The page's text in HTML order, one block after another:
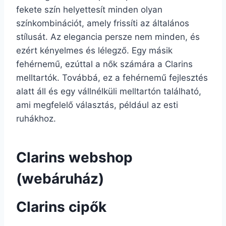
fekete szín helyettesít minden olyan
színkombinációt, amely frissíti az általános
stílusát. Az elegancia persze nem minden, és
ezért kényelmes és lélegző. Egy másik
fehérnemű, ezúttal a nők számára a Clarins
melltartók. Továbbá, ez a fehérnemű fejlesztés
alatt áll és egy vállnélküli melltartón található,
ami megfelelő választás, például az esti
ruhákhoz.
Clarins webshop
(webáruház)
Clarins cipők